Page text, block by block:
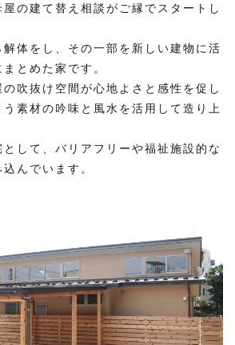
の建て替え相談がご縁でスタートし
体をし、その一部を新しい建物に活
とめた家です。
吹抜け空間が心地よさと感性を促し
素材の吟味と風水を活用して造り上
して、バリアフリーや福祉施設的な
んでいます。